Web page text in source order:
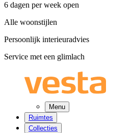
6 dagen per week open
Alle woonstijlen
Persoonlijk interieuradvies
Service met een glimlach
Menu
Ruimtes
Collecties